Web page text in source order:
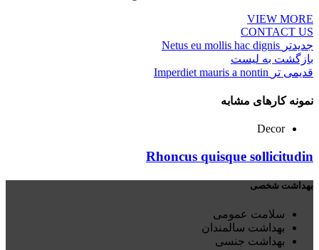
VIEW MORE
CONTACT US
جدیدتر Netus eu mollis hac dignis
بازگشت به لیست
قدیمی تر Imperdiet mauris a nontin
نمونه کارهای مشابه
Decor
Rhoncus quisque sollicitudin
بهداشت شخصی
سلامت عمومی
بهداشت سالمندان
بهداشت جنسی